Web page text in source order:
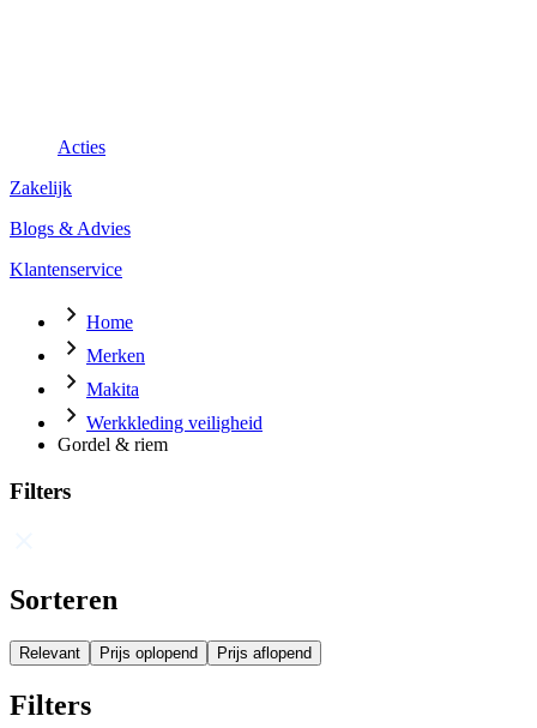
Acties
Zakelijk
Blogs & Advies
Klantenservice
Home
Merken
Makita
Werkkleding veiligheid
Gordel & riem
Filters
Sorteren
Relevant Prijs oplopend Prijs aflopend
Filters